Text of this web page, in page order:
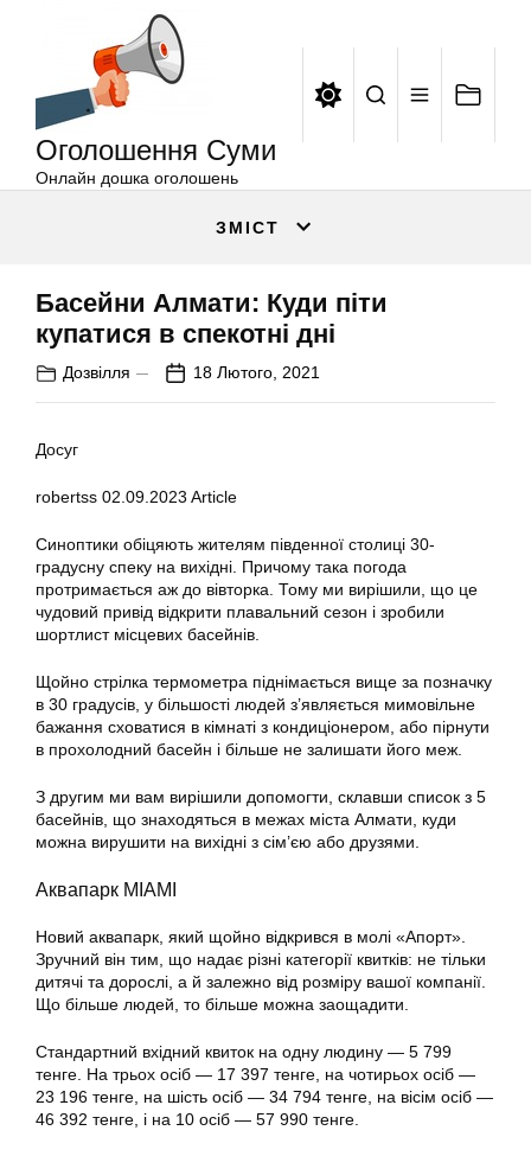
Оголошення Суми
Онлайн дошка оголошень
ЗМІСТ
Басейни Алмати: Куди піти
купатися в спекотні дні
Дозвілля 18 Лютого, 2021
Досуг
robertss 02.09.2023 Article
Синоптики обіцяють жителям південної столиці 30-
градусну спеку на вихідні. Причому така погода
протримається аж до вівторка. Тому ми вирішили, що це
чудовий привід відкрити плавальний сезон і зробили
шортлист місцевих басейнів.
Щойно стрілка термометра піднімається вище за позначку
в 30 градусів, у більшості людей з’являється мимовільне
бажання сховатися в кімнаті з кондиціонером, або пірнути
в прохолодний басейн і більше не залишати його меж.
З другим ми вам вирішили допомогти, склавши список з 5
басейнів, що знаходяться в межах міста Алмати, куди
можна вирушити на вихідні з сім’єю або друзями.
Аквапарк MIAMI
Новий аквапарк, який щойно відкрився в молі «Апорт».
Зручний він тим, що надає різні категорії квитків: не тільки
дитячі та дорослі, а й залежно від розміру вашої компанії.
Що більше людей, то більше можна заощадити.
Стандартний вхідний квиток на одну людину — 5 799
тенге. На трьох осіб — 17 397 тенге, на чотирьох осіб —
23 196 тенге, на шість осіб — 34 794 тенге, на вісім осіб —
46 392 тенге, і на 10 осіб — 57 990 тенге.